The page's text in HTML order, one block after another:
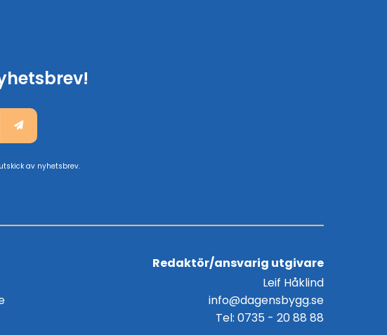
av nyhetsbrev.
Redaktör/ansvarig utgivare
Leif Håklind
info@dagensbygg.se
Tel: 0735 - 20 88 88